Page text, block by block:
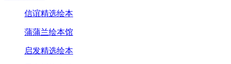
信谊精选绘本
蒲蒲兰绘本馆
启发精选绘本